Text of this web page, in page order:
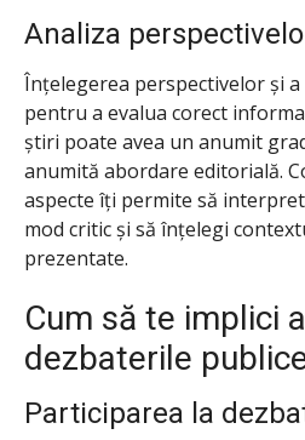
Analiza
Înțelegerea perspectivelor și
pentru a evalua corect
știri poate avea un anumit
anumită abordare editorială.
aspecte îți permite să
mod critic și să înțelegi
prezentate.
Cum să te implici
dezbaterile
Participarea la